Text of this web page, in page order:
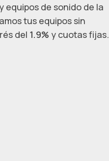
equipos de sonido de la
tus equipos sin
del 1.9% y cuotas fijas.